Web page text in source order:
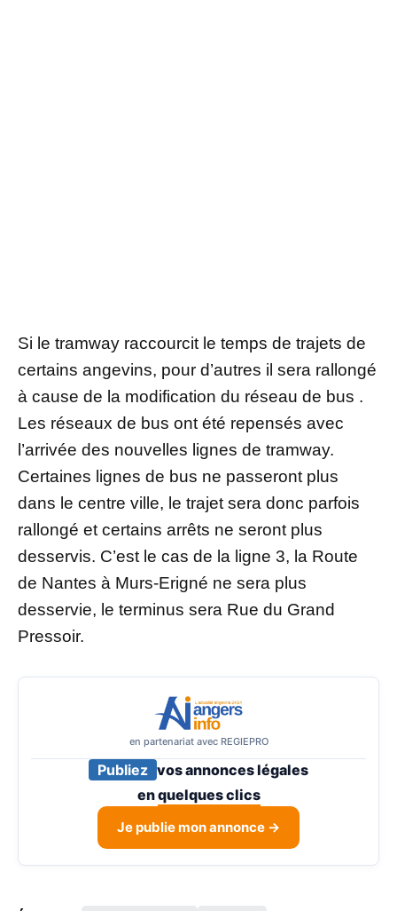
Si le tramway raccourcit le temps de trajets de
certains angevins, pour d’autres il sera rallongé
à cause de la modification du réseau de bus .
Les réseaux de bus ont été repensés avec
l’arrivée des nouvelles lignes de tramway.
Certaines lignes de bus ne passeront plus
dans le centre ville, le trajet sera donc parfois
rallongé et certains arrêts ne seront plus
desservis. C’est le cas de la ligne 3, la Route
de Nantes à Murs-Erigné ne sera plus
desservie, le terminus sera Rue du Grand
Pressoir.
en partenariat avec REGIEPRO
Publiez vos annonces légales
enquelques clics
Je publie mon annonce →